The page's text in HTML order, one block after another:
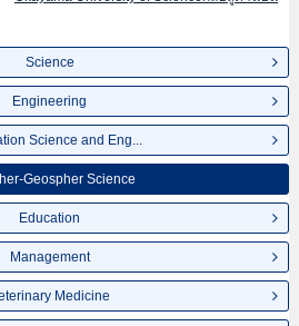
Science
Engineering
Science and Eng...
Geospher Science
Education
Management
Medicine